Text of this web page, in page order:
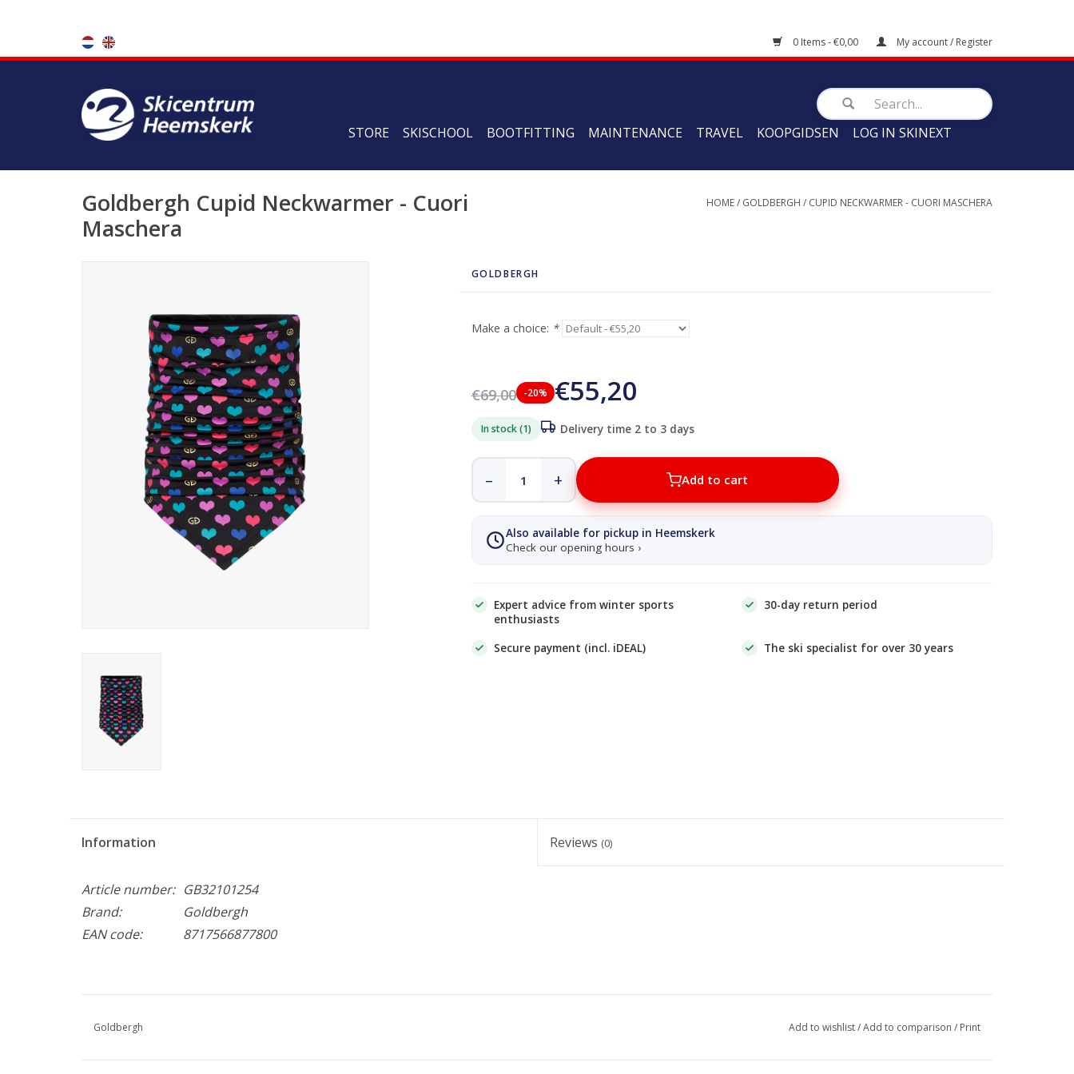
0 Items - €0,00 My account / Register
STORE SKISCHOOL BOOTFITTING MAINTENANCE TRAVEL KOOPGIDSEN LOG IN SKINEXT
Goldbergh Cupid Neckwarmer - Cuori
Maschera
HOME/ GOLDBERGH / CUPID NECKWARMER - CUORI MASCHERA
GOLDBERGH
Make a choice: *
€69,00 -20% €55,20
In stock (1) Delivery time 2 to 3 days
– + Add to cart
Also available for pickup in Heemskerk
Check our opening hours ›
Expert advice from winter sports
enthusiasts
30-day return period
Secure payment (incl. iDEAL) The ski specialist for over 30 years
Information Reviews (0)
Article number: GB32101254
Brand:
Goldbergh
EAN code:
8717566877800
Goldbergh Add to wishlist/Add to comparison / Print